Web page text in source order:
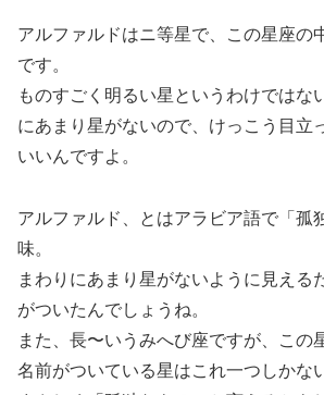
アルファルドはニ等星で、この星座の
です。
ものすごく明るい星というわけではな
にあまり星がないので、けっこう目立
いいんですよ。
アルファルド、とはアラビア語で「孤
味。
まわりにあまり星がないように見える
がついたんでしょうね。
また、長〜いうみへび座ですが、この
名前がついている星はこれ一つしかな